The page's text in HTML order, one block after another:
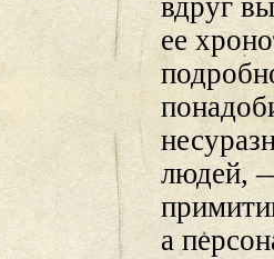
вдруг
ее
людей, —
а